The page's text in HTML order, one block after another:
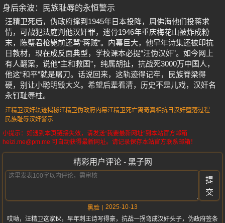
身后余波：民族耻辱的永恒警示
汪精卫死后，伪政府撑到1945年日本投降，周佛海他们投蒋求
情，可战犯法庭判他汉奸罪，遗骨1946年重庆梅花山被炸成粉
末，陈璧君枪毙前还骂“蒋贼”。内幕巨大，他早年诗集还被印抗
日教材，现在成反面典型，学校课本必提“汪伪汉奸”。如今网上
有人翻案，说他“主和救国”，纯属胡扯，抗战死3000万中国人，
他这“和平”就是屠刀。话说回来，这轨迹得记牢，民族脊梁得
硬，别让小聪明毁大义。希望后辈看清，历史不是儿戏，汉奸名
永钉耻辱柱。
汪精卫汉奸轨迹揭秘汪精卫伪政府内幕汪精卫死亡离奇真相抗日汉奸堕落过程
民族耻辱汉奸警示
小提示：如遇到本页链接失效，请发送“我要最新网址”到本站官方邮箱
heizi.me@pm.me 可自动获得最新网址。请记录保存本站官方联系邮箱！
精彩用户评论 - 黑子网
提
交
黑脸
2025-10-13
哎呦，汪精卫这家伙，早年刺王诗写得豪，抗战一拐弯成汉奸头子，伪政府签条